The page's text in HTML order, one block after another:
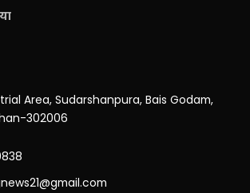
Area, Sudarshanpura, Bais Godam,
302006